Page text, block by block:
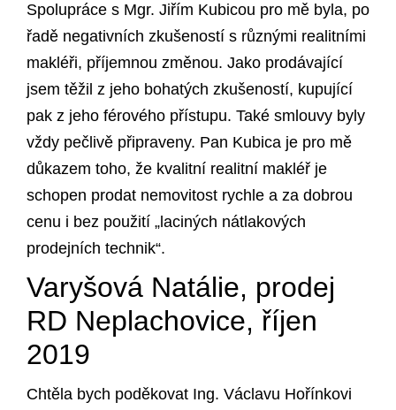
Spolupráce s Mgr. Jiřím Kubicou pro mě byla, po
řadě negativních zkušeností s různými realitními
makléři, příjemnou změnou. Jako prodávající
jsem těžil z jeho bohatých zkušeností, kupující
pak z jeho férového přístupu. Také smlouvy byly
vždy pečlivě připraveny. Pan Kubica je pro mě
důkazem toho, že kvalitní realitní makléř je
schopen prodat nemovitost rychle a za dobrou
cenu i bez použití „laciných nátlakových
prodejních technik“.
Varyšová Natálie, prodej
RD Neplachovice, říjen
2019
Chtěla bych poděkovat Ing. Václavu Hořínkovi